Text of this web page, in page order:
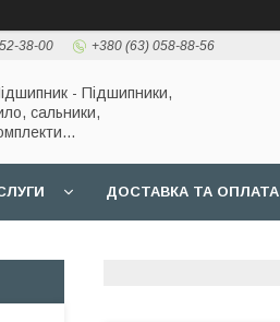
38-00 +380 (63) 058-88-56
- Підшипники,
сальники,
ДОСТАВКА ТА ОПЛАТА